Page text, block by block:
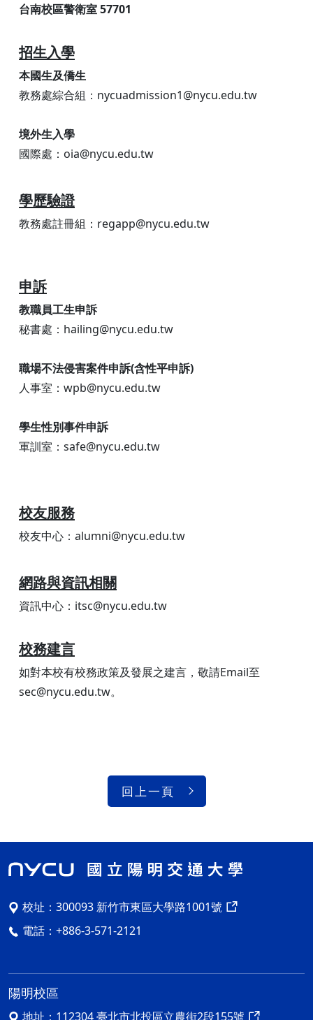
台南校區警衛室 57701
招生入學
本國生及僑生
教務處綜合組：nycuadmission1@nycu.edu.tw
境外生入學
國際處：oia@nycu.edu.tw
學歷驗證
教務處註冊組：regapp@nycu.edu.tw
申訴
教職員工生申訴
秘書處：hailing@nycu.edu.tw
職場不法侵害案件申訴(含性平申訴)
人事室：wpb@nycu.edu.tw
學生性別事件申訴
軍訓室：safe@nycu.edu.tw
校友服務
校友中心：alumni@nycu.edu.tw
網路與資訊相關
資訊中心：itsc@nycu.edu.tw
校務建言
如對本校有校務政策及發展之建言，敬請Email至
sec@nycu.edu.tw。
回上一頁
校址： 300093 新竹市東區大學路1001號
電話： +886-3-571-2121
陽明校區
地址： 112304 臺北市北投區立農街2段155號